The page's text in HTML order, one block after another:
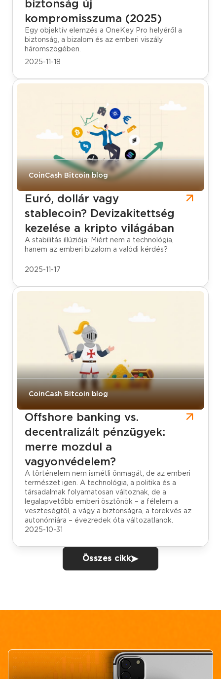
biztonság új
kompromisszuma (2025)
Egy objektív elemzés a OneKey Pro helyéről a
biztonság, a bizalom és az emberi viszály
háromszögében.
2025-11-18
CoinCash Bitcoin blog
Euró, dollár vagy
stablecoin? Devizakitettség
kezelése a kripto világában
A stabilitás illúziója: Miért nem a technológia,
hanem az emberi bizalom a valódi kérdés?
2025-11-17
CoinCash Bitcoin blog
Offshore banking vs.
decentralizált pénzügyek:
merre mozdul a
vagyonvédelem?
A történelem nem ismétli önmagát, de az emberi
természet igen. A technológia, a politika és a
társadalmak folyamatosan változnak, de a
legalapvetőbb emberi ösztönök – a félelem a
veszteségtől, a vágy a biztonságra, a törekvés az
autonómiára – évezredek óta változatlanok.
2025-10-31
Összes cikk